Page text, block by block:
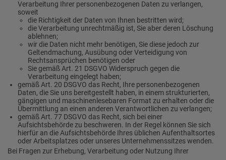
Verarbeitung Ihrer personenbezogenen Daten zu verlangen,
soweit
die Richtigkeit der Daten von Ihnen bestritten wird;
die Verarbeitung unrechtmäßig ist, Sie aber deren Löschung
ablehnen;
wir die Daten nicht mehr benötigen, Sie diese jedoch zur
Geltendmachung, Ausübung oder Verteidigung von
Rechtsansprüchen benötigen oder
Sie gemäß Art. 21 DSGVO Widerspruch gegen die
Verarbeitung eingelegt haben;
gemäß Art. 20 DSGVO das Recht, Ihre personenbezogenen
Daten, die Sie uns bereitgestellt haben, in einem strukturierten,
gängigen und maschinenlesebaren Format zu erhalten oder die
Übermittlung an einen anderen Verantwortlichen zu verlangen;
gemäß Art. 77 DSGVO das Recht, sich bei einer
Aufsichtsbehörde zu beschweren. In der Regel können Sie sich
hierfür an die Aufsichtsbehörde Ihres üblichen Aufenthaltsortes
oder Arbeitsplatzes oder unseres Unternehmenssitzes wenden.
Bei Fragen zur Erhebung, Verarbeitung oder Nutzung Ihrer